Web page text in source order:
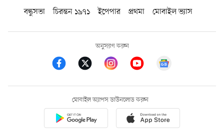
বন্ধুসভা
চিরন্তন ১৯৭১ ইপেপার প্রথমা মোবাইল ভ্যাস
অনুসরণ করুন
মোবাইল অ্যাপস ডাউনলোড করুন